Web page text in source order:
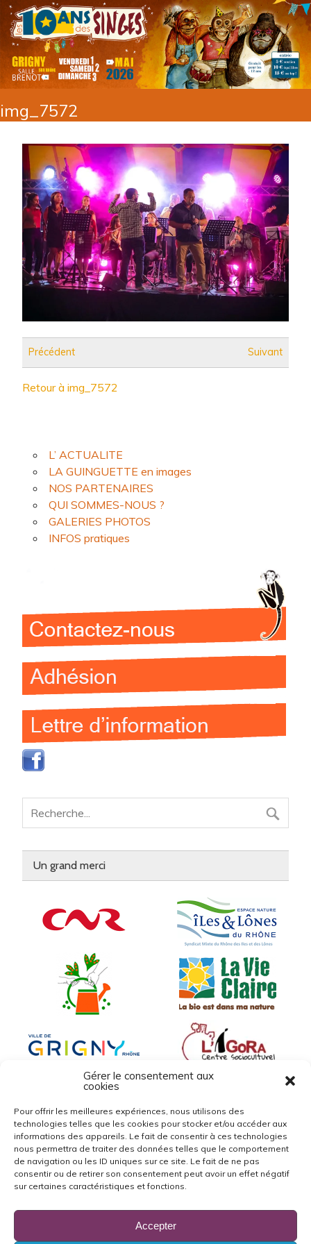
Gérer le consentement aux
cookies
Pour offrir les meilleures expériences, nous utilisons des
technologies telles que les cookies pour stocker et/ou accéder aux
informations des appareils. Le fait de consentir à ces technologies
nous permettra de traiter des données telles que le comportement
de navigation ou les ID uniques sur ce site. Le fait de ne pas
consentir ou de retirer son consentement peut avoir un effet négatif
sur certaines caractéristiques et fonctions.
Accepter
img_7572
Précédent Suivant
Retour à img_7572
L’ ACTUALITE
LA GUINGUETTE en images
NOS PARTENAIRES
QUI SOMMES-NOUS ?
GALERIES PHOTOS
INFOS pratiques
Un grand merci